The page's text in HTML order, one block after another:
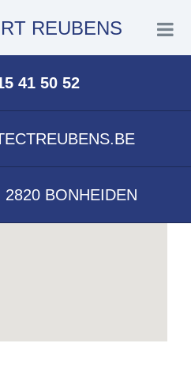
REUBENS
41 50 52
BONHEIDEN